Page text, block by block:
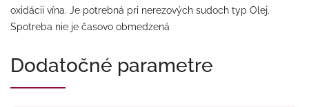
oxidácii vína. Je potrebná pri nerezových sudoch typ Olej.
Spotreba nie je časovo obmedzená
Dodatočné parametre